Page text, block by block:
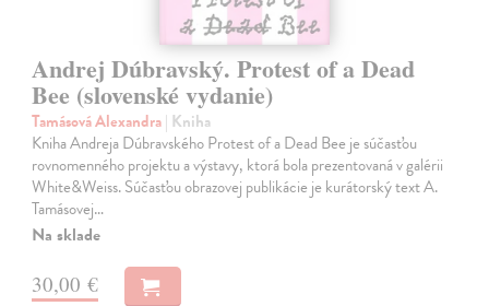
Andrej Dúbravský. Protest of a Dead
Bee (slovenské vydanie)
Tamásová Alexandra| Kniha
Kniha Andreja Dúbravského Protest of a Dead Bee je súčasťou
rovnomenného projektu a výstavy, ktorá bola prezentovaná v galérii
White&Weiss. Súčasťou obrazovej publikácie je kurátorský text A.
Tamásovej…
Na sklade
30,00 €